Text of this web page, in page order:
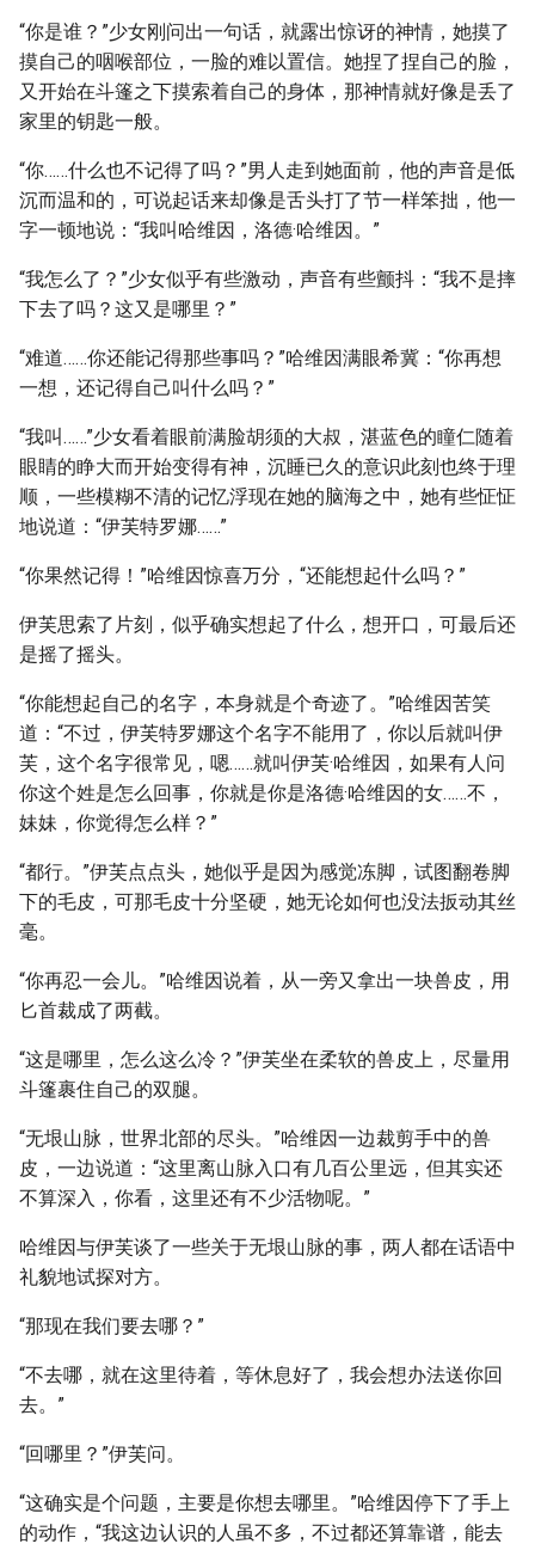
“你是谁？”少女刚问出一句话，就露出惊讶的神情，她摸了
摸自己的咽喉部位，一脸的难以置信。她捏了捏自己的脸，
又开始在斗篷之下摸索着自己的身体，那神情就好像是丢了
家里的钥匙一般。
“你……什么也不记得了吗？”男人走到她面前，他的声音是低
沉而温和的，可说起话来却像是舌头打了节一样笨拙，他一
字一顿地说：“我叫哈维因，洛德·哈维因。”
“我怎么了？”少女似乎有些激动，声音有些颤抖：“我不是摔
下去了吗？这又是哪里？”
“难道……你还能记得那些事吗？”哈维因满眼希冀：“你再想
一想，还记得自己叫什么吗？”
“我叫……”少女看着眼前满脸胡须的大叔，湛蓝色的瞳仁随着
眼睛的睁大而开始变得有神，沉睡已久的意识此刻也终于理
顺，一些模糊不清的记忆浮现在她的脑海之中，她有些怔怔
地说道：“伊芙特罗娜……”
“你果然记得！”哈维因惊喜万分，“还能想起什么吗？”
伊芙思索了片刻，似乎确实想起了什么，想开口，可最后还
是摇了摇头。
“你能想起自己的名字，本身就是个奇迹了。”哈维因苦笑
道：“不过，伊芙特罗娜这个名字不能用了，你以后就叫伊
芙，这个名字很常见，嗯……就叫伊芙·哈维因，如果有人问
你这个姓是怎么回事，你就是你是洛德·哈维因的女……不，
妹妹，你觉得怎么样？”
“都行。”伊芙点点头，她似乎是因为感觉冻脚，试图翻卷脚
下的毛皮，可那毛皮十分坚硬，她无论如何也没法扳动其丝
毫。
“你再忍一会儿。”哈维因说着，从一旁又拿出一块兽皮，用
匕首裁成了两截。
“这是哪里，怎么这么冷？”伊芙坐在柔软的兽皮上，尽量用
斗篷裹住自己的双腿。
“无垠山脉，世界北部的尽头。”哈维因一边裁剪手中的兽
皮，一边说道：“这里离山脉入口有几百公里远，但其实还
不算深入，你看，这里还有不少活物呢。”
哈维因与伊芙谈了一些关于无垠山脉的事，两人都在话语中
礼貌地试探对方。
“那现在我们要去哪？”
“不去哪，就在这里待着，等休息好了，我会想办法送你回
去。”
“回哪里？”伊芙问。
“这确实是个问题，主要是你想去哪里。”哈维因停下了手上
的动作，“我这边认识的人虽不多，不过都还算靠谱，能去